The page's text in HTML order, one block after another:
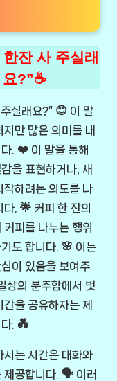
한잔 사 주실래
요?”☕
실래요?” 😊 이 말
지만 많은 의미를 내
다. ❤️ 이 말을 통해
을 표현하거나, 새
작하려는 의도를 나
다. 🌟 커피 한 잔의
피를 나누는 행위
도 합니다. 🌸 이는
이 있음을 보여주
상의 분주함에서 벗
을 공유하자는 제
. 💑
시는 시간은 대화와
제공합니다. 🗣️ 이러